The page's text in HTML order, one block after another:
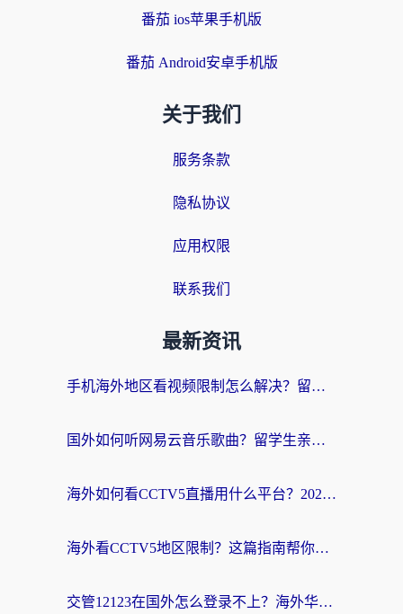
番茄 ios苹果手机版
番茄 Android安卓手机版
关于我们
服务条款
隐私协议
应用权限
联系我们
最新资讯
手机海外地区看视频限制怎么解决？留学生亲测有效的回国加速器指南
国外如何听网易云音乐歌曲？留学生亲测有效的回国加速方案
海外如何看CCTV5直播用什么平台？2026最新指南：看欧洲杯、中超、奥运不再卡
海外看CCTV5地区限制？这篇指南帮你流畅看欧洲杯、NBA还听中文解说
交管12123在国外怎么登录不上？海外华人必看的回国加速器选择指南